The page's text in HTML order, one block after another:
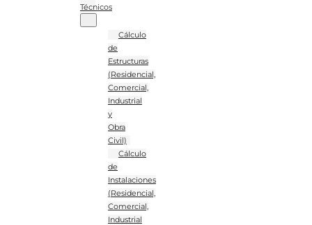
Técnicos
Cálculo
de
Estructuras
(Residencial,
Comercial,
Industrial
y
Obra
Civil)
Cálculo
de
Instalaciones
(Residencial,
Comercial,
Industrial